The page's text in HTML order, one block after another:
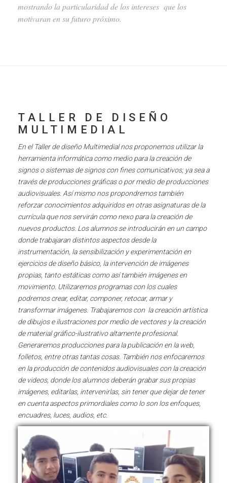
mostrando la particularidad de los intereses que los
motivaran en su futuro próximo.
TALLER DE DISEÑO
MULTIMEDIAL
En el Taller de diseño Multimedial nos proponemos utilizar la
herramienta informática como medio para la creación de
signos o sistemas de signos con fines comunicativos; ya sea a
través de producciones gráficas o por medio de producciones
audiovisuales. Así mismo nos propondremos también
reforzar conocimientos adquiridos en otras asignaturas de la
currícula que nos servirán como nexo para la creación de
nuevos productos. Los alumnos se introducirán en un campo
donde trabajaran distintos aspectos desde la
instrumentación, la sensibilización y experimentación en
ejercicios de diseño básico, la intervención de imágenes
propias, tanto estáticas como así también imágenes en
movimiento. Utilizaremos programas con los cuales
podremos crear, editar, componer, retocar, armar y
transformar imágenes. Trabajaremos con la creación artística
de dibujos e ilustraciones por medio de vectores y la creación
de material gráfico-ilustrativo altamente profesional.
Generaremos producciones para la publicación en la web,
folletos, entre otras tantas cosas. También nos enfocaremos
en la producción de contenidos audiovisuales con la creación
de videos, donde los alumnos deberán grabar sus propias
imágenes, editarlas, intervenirlas, sin tener que dejar de tener
en cuenta aspectos primordiales como lo son los enfoques,
encuadres, luces, audios, etc.